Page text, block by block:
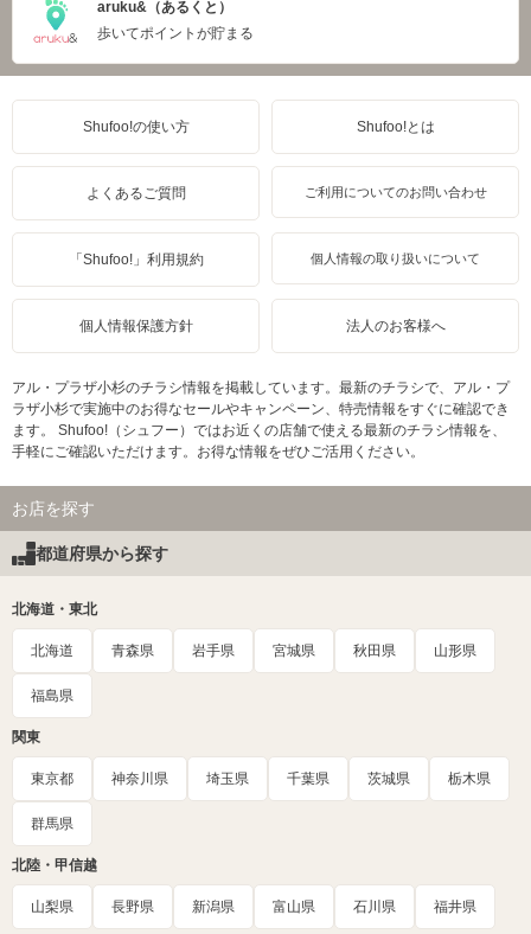
aruku&（あるくと）
歩いてポイントが貯まる
Shufoo!の使い方 Shufoo!とは
よくあるご質問 ご利用についてのお問い合わせ
「Shufoo!」利用規約 個人情報の取り扱いについて
個人情報保護方針 法人のお客様へ
アル・プラザ小杉のチラシ情報を掲載しています。最新のチラシで、アル・プ
ラザ小杉で実施中のお得なセールやキャンペーン、特売情報をすぐに確認でき
ます。 Shufoo!（シュフー）ではお近くの店舗で使える最新のチラシ情報を、
手軽にご確認いただけます。お得な情報をぜひご活用ください。
お店を探す
都道府県から探す
北海道・東北
北海道 青森県 岩手県 宮城県 秋田県 山形県
福島県
関東
東京都 神奈川県 埼玉県 千葉県 茨城県 栃木県
群馬県
北陸・甲信越
山梨県 長野県 新潟県 富山県 石川県 福井県